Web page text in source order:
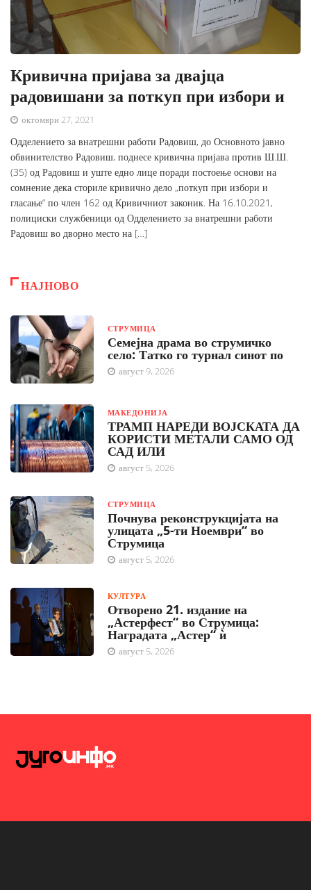
Кривична пријава за двајца
радовишани за поткуп при избори и
октомври 27, 2021
Одделението за внатрешни работи Радовиш, до Основното јавно
обвинителство Радовиш, поднесе кривична пријава против Ш.Ш.
(35) од Радовиш и уште едно лице поради постоење основи на
сомнение дека сториле кривично дело „поткуп при избори и
гласање“ по член 162 од Кривичниот законик. На 16.10.2021,
полициски службеници од Одделението за внатрешни работи
Радовиш во дворно место на […]
НАЈНОВО
СТРУМИЦА
Семејна драма во струмичко
село: Татко го турнал синот по
август 9, 2026
МАКЕДОНИЈА
ТРАМП НАРЕДИ ВОЈСКАТА ДА
КОРИСТИ МЕТАЛИ САМО ОД
САД ИЛИ
август 5, 2026
СТРУМИЦА
Почнува реконструкцијата на
улицата „5-ти Ноември“ во
Струмица
август 5, 2026
КУЛТУРА
Отворено 21. издание на
„Астерфест“ во Струмица:
Наградата „Астер“ ѝ
август 5, 2026